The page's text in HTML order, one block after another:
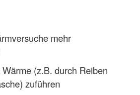
mehr
(z.B. durch Reiben
zuführen